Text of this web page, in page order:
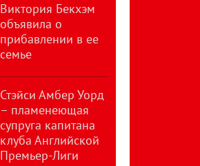
Виктория Бекхэм
объявила о
прибавлении в ее
семье
Стэйси Амбер Уорд
– пламенеющая
супруга капитана
клуба Английской
Премьер-Лиги